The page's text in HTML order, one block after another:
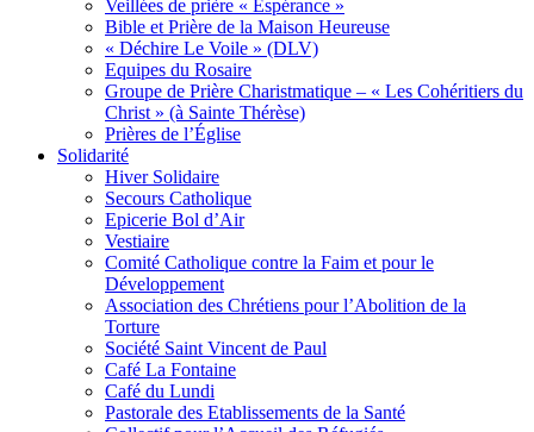
Veillées de prière « Espérance »
Bible et Prière de la Maison Heureuse
« Déchire Le Voile » (DLV)
Equipes du Rosaire
Groupe de Prière Charistmatique – « Les Cohéritiers du
Christ » (à Sainte Thérèse)
Prières de l’Église
Solidarité
Hiver Solidaire
Secours Catholique
Epicerie Bol d’Air
Vestiaire
Comité Catholique contre la Faim et pour le
Développement
Association des Chrétiens pour l’Abolition de la
Torture
Société Saint Vincent de Paul
Café La Fontaine
Café du Lundi
Pastorale des Etablissements de la Santé